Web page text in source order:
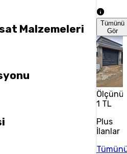
Malzemeleri
Tümünü
Gör
1 TL
Plus
İlanlar